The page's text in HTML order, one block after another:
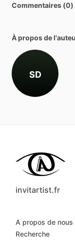
Commentaires (0)
À propos de
SD
invitartist.fr
A propos de nous
Recherche